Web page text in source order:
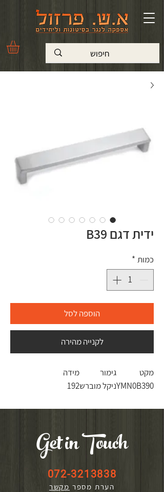
ידית דגם B39
כמות *
הוספה לסל
לקנייה מהירה
מקט גימור
מידה
YMN0B390ניקל מוברש192
Get in Touch
072-3213838
הערת מספר מקשר